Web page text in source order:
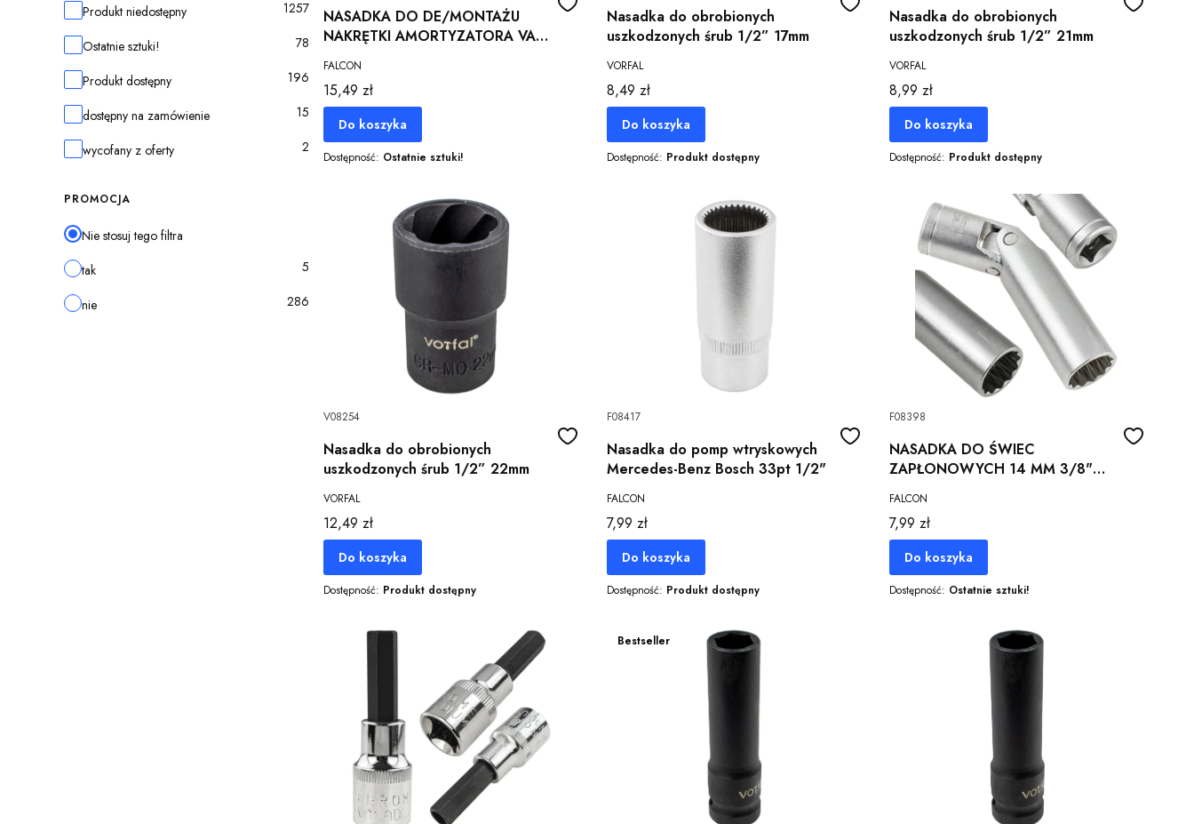
Dostępność
Produkt niedostępny 1257
Ostatnie sztuki! 78
Produkt dostępny 196
dostępny na zamówienie 15
wycofany z oferty 2
PROMOCJA
Nie stosuj tego filtra
tak
5
nie 286
NASADKA DO DE/MONTAŻU
NAKRĘTKI AMORTYZATORA VAG
22MM 12-KĄTNA CR-V
FALCON
Cena
15,49 zł
Do koszyka
Dostępność: Ostatnie sztuki!
Nasadka do obrobionych
uszkodzonych śrub 1/2” 17mm
VORFAL
Cena
8,49 zł
Do koszyka
Dostępność: Produkt dostępny
Nasadka do obrobionych
uszkodzonych śrub 1/2” 21mm
VORFAL
Cena
8,99 zł
Do koszyka
Dostępność: Produkt dostępny
V08254
Nasadka do obrobionych
uszkodzonych śrub 1/2” 22mm
VORFAL
Cena
12,49 zł
Do koszyka
Dostępność: Produkt dostępny
F08417
Nasadka do pomp wtryskowych
Mercedes-Benz Bosch 33pt 1/2"
FALCON
Cena
7,99 zł
Do koszyka
Dostępność: Produkt dostępny
F08398
NASADKA DO ŚWIEC
ZAPŁONOWYCH 14 MM 3/8"
MAGNETYCZNA Z PRZEGUBEM
12 KĄT
FALCON
Cena
7,99 zł
Do koszyka
Dostępność: Ostatnie sztuki!
Bestseller